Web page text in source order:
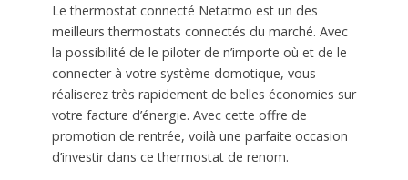
Le thermostat connecté Netatmo est un des
meilleurs thermostats connectés du marché. Avec
la possibilité de le piloter de n’importe où et de le
connecter à votre système domotique, vous
réaliserez très rapidement de belles économies sur
votre facture d’énergie. Avec cette offre de
promotion de rentrée, voilà une parfaite occasion
d’investir dans ce thermostat de renom.